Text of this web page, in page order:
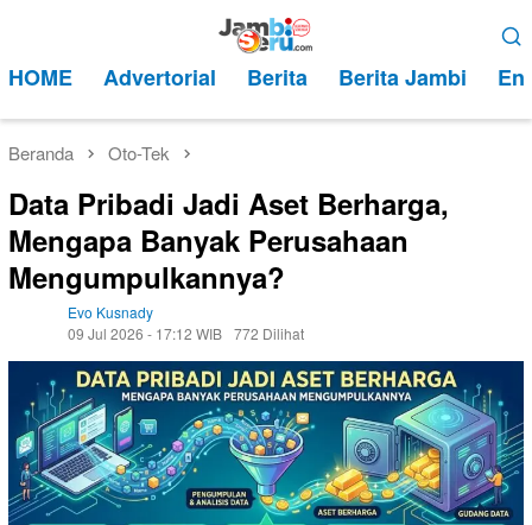
kontenMobile
HOME Advertorial Berita Berita Jambi
Beranda Oto-Tek
Data Pribadi Jadi Aset Berharga,
Mengapa Banyak Perusahaan
Mengumpulkannya?
Evo Kusnady
09 Jul 2026 - 17:12 WIB 772 Dilihat